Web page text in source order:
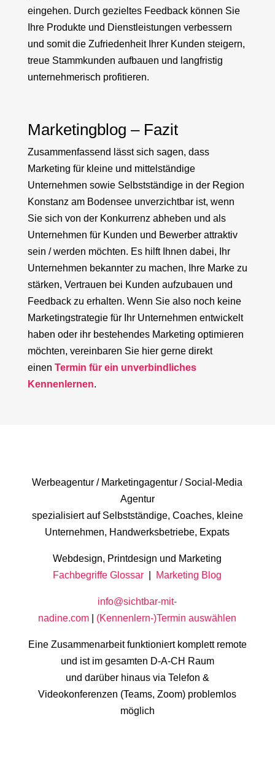
eingehen. Durch gezieltes Feedback können Sie
Ihre Produkte und Dienstleistungen verbessern
und somit die Zufriedenheit Ihrer Kunden steigern,
treue Stammkunden aufbauen und langfristig
unternehmerisch profitieren.
Marketingblog – Fazit
Zusammenfassend lässt sich sagen, dass
Marketing für kleine und mittelständige
Unternehmen sowie Selbstständige in der Region
Konstanz am Bodensee unverzichtbar ist, wenn
Sie sich von der Konkurrenz abheben und als
Unternehmen für Kunden und Bewerber attraktiv
sein / werden möchten. Es hilft Ihnen dabei, Ihr
Unternehmen bekannter zu machen, Ihre Marke zu
stärken, Vertrauen bei Kunden aufzubauen und
Feedback zu erhalten. Wenn Sie also noch keine
Marketingstrategie für Ihr Unternehmen entwickelt
haben oder ihr bestehendes Marketing optimieren
möchten, vereinbaren Sie hier gerne direkt
einen Termin für ein unverbindliches
Kennenlernen.
Werbeagentur / Marketingagentur / Social-Media
Agentur
spezialisiert auf Selbstständige, Coaches, kleine
Unternehmen, Handwerksbetriebe, Expats
Webdesign, Printdesign und Marketing
Fachbegriffe Glossar
Marketing Blog
info@sichtbar-mit-
nadine.com
(Kennenlern-)Termin auswählen
Eine Zusammenarbeit funktioniert komplett remote
und ist im gesamten D-A-CH Raum
und darüber hinaus via Telefon &
Videokonferenzen (Teams, Zoom) problemlos
möglich